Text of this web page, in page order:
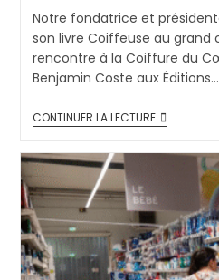
Notre fondatrice et
son livre Coiffeuse au
rencontre à la Coiffure du
Benjamin Coste aux Éditions…
CONTINUER LA LECTURE